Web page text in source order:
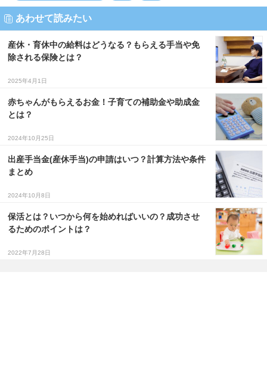
あわせて読みたい
産休・育休中の給料はどうなる？もらえる手当や免
除される保険とは？
2025年4月1日
赤ちゃんがもらえるお金！子育ての補助金や助成金
とは？
2024年10月25日
出産手当金(産休手当)の申請はいつ？計算方法や条件
まとめ
2024年10月8日
保活とは？いつから何を始めればいいの？成功させ
るためのポイントは？
2022年7月28日